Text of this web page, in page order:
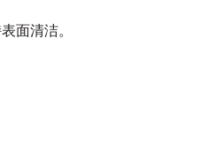
面清洁。